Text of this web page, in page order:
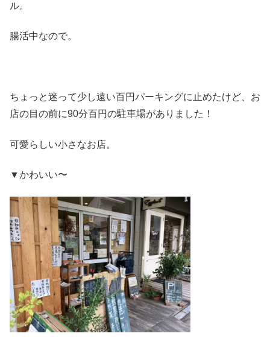
ル。
腸活中なので。
ちょっと迷って少し遠い百円パーキングに止めたけど、お
店の目の前に90分百円の駐車場がありました！
可愛らしい小さなお店。
▼かわいい〜